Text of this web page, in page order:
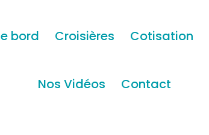
bord Croisières Cotisation
Nos Vidéos Contact